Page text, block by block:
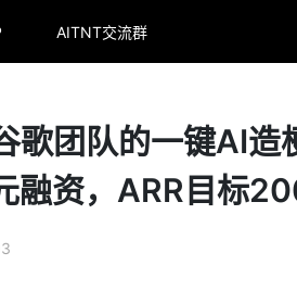
AITNT交流群
歌团队的一键AI
融资，ARR目标